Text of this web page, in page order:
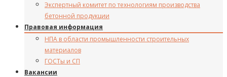
Экспертный комитет по технологиям производства
бетонной продукции
Правовая информация
НПА в области промышленности строительных
материалов
ГОСТы и СП
Вакансии